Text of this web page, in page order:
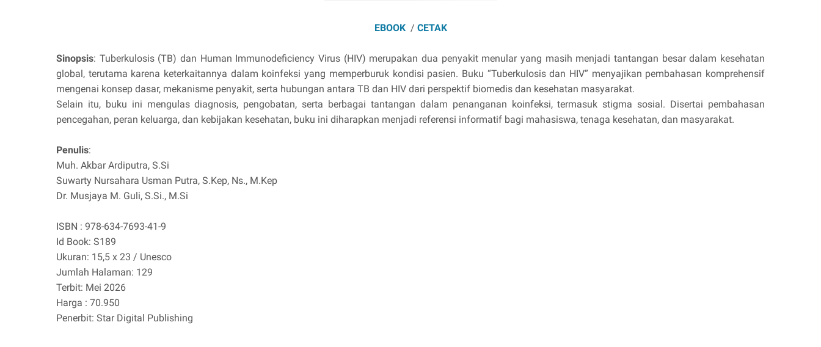
EBOOK / CETAK
Sinopsis: Tuberkulosis (TB) dan Human Immunodeficiency Virus (HIV) merupakan dua penyakit menular yang masih menjadi tantangan besar dalam kesehatan
global, terutama karena keterkaitannya dalam koinfeksi yang memperburuk kondisi pasien. Buku “Tuberkulosis dan HIV” menyajikan pembahasan komprehensif
mengenai konsep dasar, mekanisme penyakit, serta hubungan antara TB dan HIV dari perspektif biomedis dan kesehatan masyarakat.
Selain itu, buku ini mengulas diagnosis, pengobatan, serta berbagai tantangan dalam penanganan koinfeksi, termasuk stigma sosial. Disertai pembahasan
pencegahan, peran keluarga, dan kebijakan kesehatan, buku ini diharapkan menjadi referensi informatif bagi mahasiswa, tenaga kesehatan, dan masyarakat.
Penulis:
Muh. Akbar Ardiputra, S.Si
Suwarty Nursahara Usman Putra, S.Kep, Ns., M.Kep
Dr. Musjaya M. Guli, S.Si., M.Si
ISBN : 978-634-7693-41-9
Id Book: S189
Ukuran: 15,5 x 23 / Unesco
Jumlah Halaman: 129
Terbit: Mei 2026
Harga : 70.950
Penerbit: Star Digital Publishing